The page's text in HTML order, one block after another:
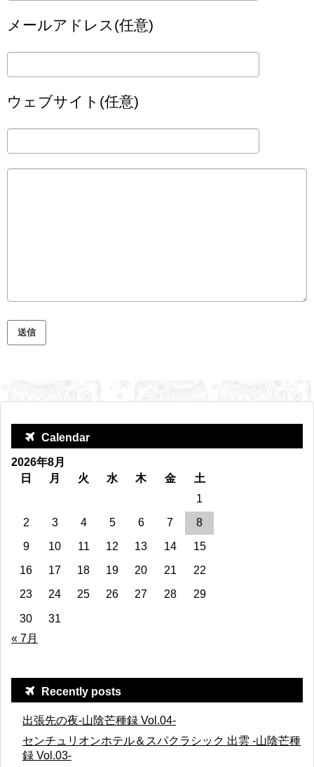
メールアドレス(任意)
ウェブサイト(任意)
Calendar
2026年8月
日
月 火 水 木 金
土
1
2
3 4 5 6 7
8
9
10 11 12 13 14
15
16
17 18 19 20 21
22
23
24 25 26 27 28 29
30
31
« 7月
Recently posts
出張先の夜-山陰芒種録 Vol.04-
センチュリオンホテル＆スパクラシック 出雲 -山陰芒種
録 Vol.03-